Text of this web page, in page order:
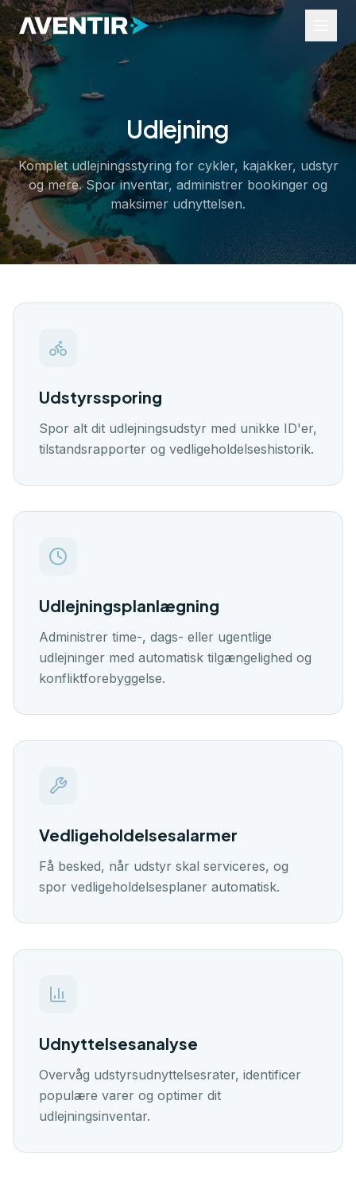
Ture og aktiviteter
Begivenheder
Udlejning
Transport
Erhvervsservice
Ressourcer
Brancheindsigt
Log ind
Kom i gang
Udlejning
Komplet udlejningsstyring for cykler, kajakker, udstyr
og mere. Spor inventar, administrer bookinger og
maksimer udnyttelsen.
Udstyrssporing
Spor alt dit udlejningsudstyr med unikke ID'er,
tilstandsrapporter og vedligeholdelseshistorik.
Udlejningsplanlægning
Administrer time-, dags- eller ugentlige
udlejninger med automatisk tilgængelighed og
konfliktforebyggelse.
Vedligeholdelsesalarmer
Få besked, når udstyr skal serviceres, og
spor vedligeholdelsesplaner automatisk.
Udnyttelsesanalyse
Overvåg udstyrsudnyttelsesrater, identificer
populære varer og optimer dit
udlejningsinventar.